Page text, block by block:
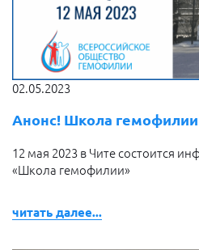
02.05.2023
Анонс! Школа гемофилии
12 мая 2023 в Чите состоится
«Школа гемофилии»
читать далее...